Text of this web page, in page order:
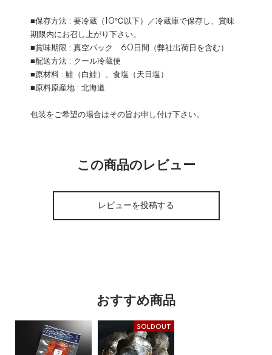
■保存方法 : 要冷蔵（10℃以下）／冷蔵庫で保存し、賞味
期限内にお召し上がり下さい。
■賞味期限 : 真空パック 60日間（弊社出荷日を含む）
■配送方法 : クール冷蔵便
■原材料 : 鮭（白鮭）、食塩（天日塩）
■原料原産地 : 北海道
包装をご希望の場合はその旨お申し付け下さい。
この商品のレビュー
レビューを投稿する
おすすめ商品
SOLDOUT